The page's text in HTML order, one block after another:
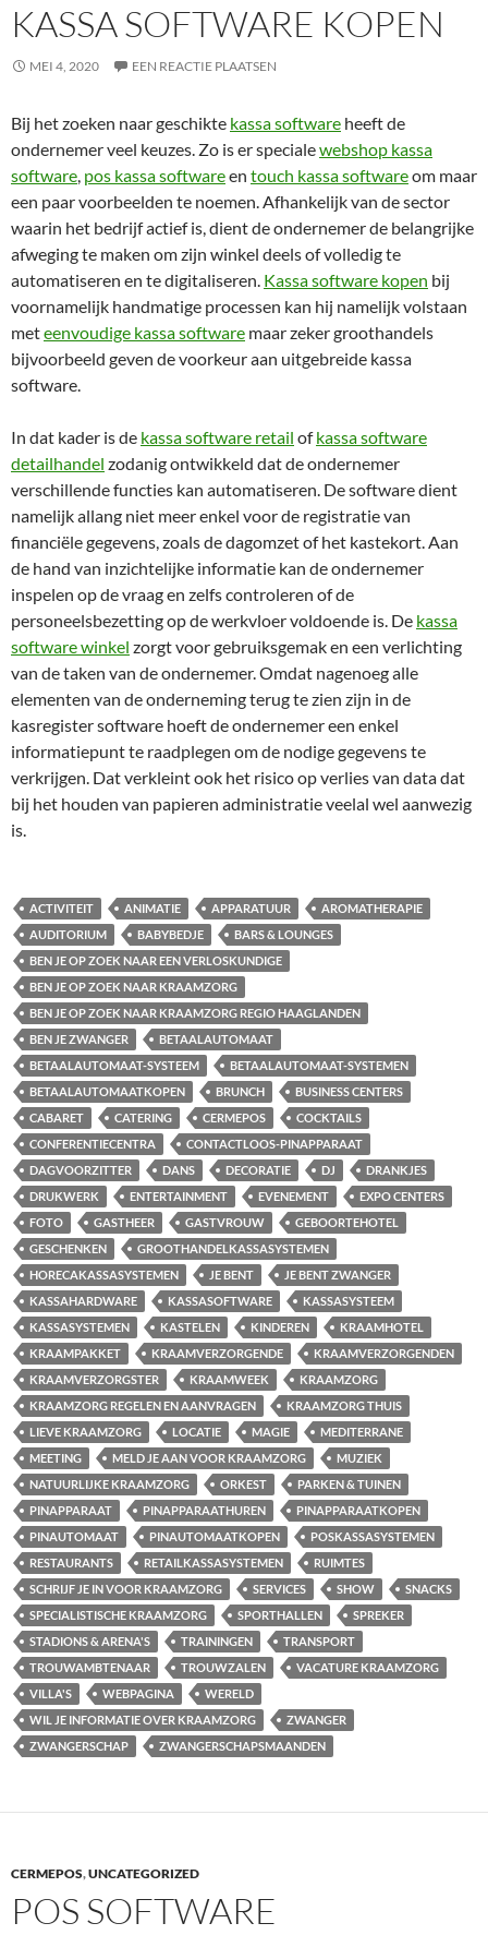
KASSA SOFTWARE KOPEN
MEI 4, 2020 EEN REACTIE PLAATSEN
Bij het zoeken naar geschikte kassa software heeft de
ondernemer veel keuzes. Zo is er specialewebshop kassa
software, pos kassa softwareen touch kassa softwareom maar
een paar voorbeelden te noemen. Afhankelijk van de sector
waarin het bedrijf actief is, dient de ondernemer de belangrijke
afweging te maken om zijn winkel deels of volledig te
automatiseren en te digitaliseren. Kassa software kopen bij
voornamelijk handmatige processen kan hij namelijk volstaan
meteenvoudige kassa software maar zeker groothandels
bijvoorbeeld geven de voorkeur aan uitgebreide kassa
software.
In dat kader is de kassa software retail ofkassa software
detailhandel zodanig ontwikkeld dat de ondernemer
verschillende functies kan automatiseren. De software dient
namelijk allang niet meer enkel voor de registratie van
financiële gegevens, zoals de dagomzet of het kastekort. Aan
de hand van inzichtelijke informatie kan de ondernemer
inspelen op de vraag en zelfs controleren of de
personeelsbezetting op de werkvloer voldoende is. De kassa
software winkel zorgt voor gebruiksgemak en een verlichting
van de taken van de ondernemer. Omdat nagenoeg alle
elementen van de onderneming terug te zien zijn in de
kasregister software hoeft de ondernemer een enkel
informatiepunt te raadplegen om de nodige gegevens te
verkrijgen. Dat verkleint ook het risico op verlies van data dat
bij het houden van papieren administratie veelal wel aanwezig
is.
ACTIVITEIT ANIMATIE APPARATUUR
AROMATHERAPIE
AUDITORIUM
BABYBEDJE
BARS & LOUNGES
BEN JE OP ZOEK NAAR EEN VERLOSKUNDIGE
BEN JE OP ZOEK NAAR KRAAMZORG
BEN JE OP ZOEK NAAR KRAAMZORG REGIO HAAGLANDEN
BEN JE ZWANGER
BETAALAUTOMAAT
BETAALAUTOMAAT-SYSTEEM
BETAALAUTOMAAT-SYSTEMEN
BETAALAUTOMAATKOPEN
BRUNCH
BUSINESS CENTERS
CABARET
CATERING CERMEPOS
COCKTAILS
CONFERENTIECENTRA
CONTACTLOOS-PINAPPARAAT
DAGVOORZITTER
DANS DECORATIE DJ
DRANKJES
DRUKWERK
ENTERTAINMENT EVENEMENT
EXPO CENTERS
FOTO
GASTHEER GASTVROUW
GEBOORTEHOTEL
GESCHENKEN
GROOTHANDELKASSASYSTEMEN
HORECAKASSASYSTEMEN
JE BENT
JE BENT ZWANGER
KASSAHARDWARE
KASSASOFTWARE
KASSASYSTEEM
KASSASYSTEMEN
KASTELEN KINDEREN
KRAAMHOTEL
KRAAMPAKKET
KRAAMVERZORGENDE
KRAAMVERZORGENDEN
KRAAMVERZORGSTER
KRAAMWEEK
KRAAMZORG
KRAAMZORG REGELEN EN AANVRAGEN
KRAAMZORG THUIS
LIEVE KRAAMZORG
LOCATIE MAGIE
MEDITERRANE
MEETING
MELD JE AAN VOOR KRAAMZORG
MUZIEK
NATUURLIJKE KRAAMZORG
ORKEST
PARKEN & TUINEN
PINAPPARAAT
PINAPPARAATHUREN
PINAPPARAATKOPEN
PINAUTOMAAT
PINAUTOMAATKOPEN
POSKASSASYSTEMEN
RESTAURANTS
RETAILKASSASYSTEMEN
RUIMTES
SCHRIJF JE IN VOOR KRAAMZORG
SERVICES SHOW
SNACKS
SPECIALISTISCHE KRAAMZORG
SPORTHALLEN
SPREKER
STADIONS & ARENA'S
TRAININGEN
TRANSPORT
TROUWAMBTENAAR
TROUWZALEN
VACATURE KRAAMZORG
VILLA'S
WEBPAGINA
WERELD
WIL JE INFORMATIE OVER KRAAMZORG
ZWANGER
ZWANGERSCHAP
ZWANGERSCHAPSMAANDEN
CERMEPOS,UNCATEGORIZED
POS SOFTWARE